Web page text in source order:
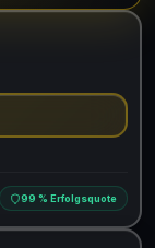
99 % Erfolgsquote